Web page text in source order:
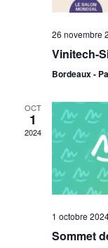
26 novembre
Vinitech-
Bordeaux -
OCT
1
2024
1 octobre
Sommet